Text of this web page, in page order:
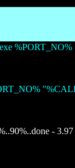
%PORT_NO%
- 3.97